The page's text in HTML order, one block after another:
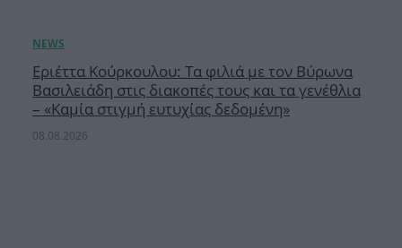
Εριέττα Κούρκουλου: Τα φιλιά με τον Βύρωνα
Βασιλειάδη στις διακοπές τους και τα γενέθλια
– «Καμία στιγμή ευτυχίας δεδομένη»
08.08.2026